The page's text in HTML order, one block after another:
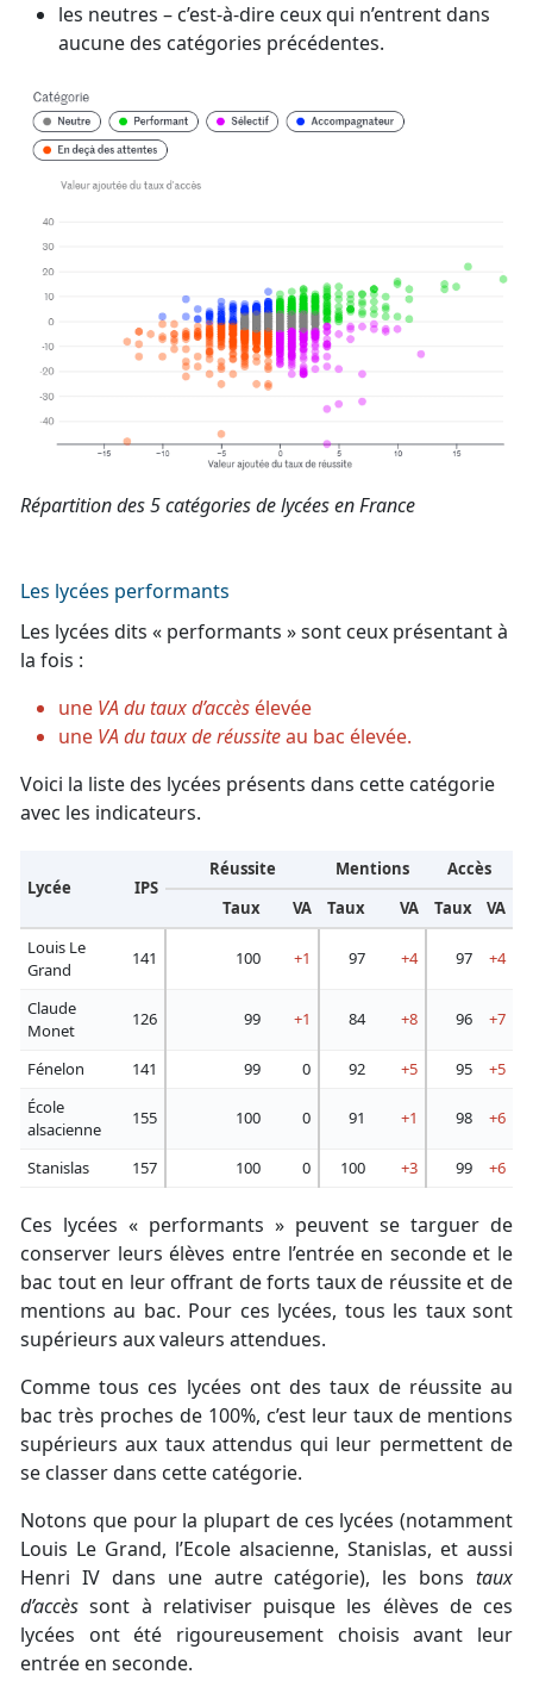
les neutres – c’est-à-dire ceux qui n’entrent dans
aucune des catégories précédentes.
Répartition des 5 catégories de lycées en France
Les lycées performants
Les lycées dits « performants » sont ceux présentant à
la fois :
une VA du taux d’accès élevée
une VA du taux de réussiteau bac élevée.
Voici la liste des lycées présents dans cette catégorie
avec les indicateurs.
Lycée IPS
Réussite Mentions
Accès
Taux
VA Taux VA Taux
VA
Louis Le
Grand
141 100 +1 97 +4 97 +4
Claude
Monet
126 99 +1 84 +8 96 +7
Fénelon 141 99 0 92 +5 95
+5
École
alsacienne
155 100 0 91 +1 98 +6
Stanislas 157 100 0 100 +3 99 +6
Ces lycées « performants » peuvent se targuer de
conserver leurs élèves entre l’entrée en seconde et le
bac tout en leur offrant de forts taux de réussite et de
mentions au bac. Pour ces lycées, tous les taux sont
supérieurs aux valeurs attendues.
Comme tous ces lycées ont des taux de réussite au
bac très proches de 100%, c’est leur taux de mentions
supérieurs aux taux attendus qui leur permettent de
se classer dans cette catégorie.
Notons que pour la plupart de ces lycées (notamment
Louis Le Grand, l’Ecole alsacienne, Stanislas, et aussi
Henri IV dans une autre catégorie), les bons taux
d’accès sont à relativiser puisque les élèves de ces
lycées ont été rigoureusement choisis avant leur
entrée en seconde.